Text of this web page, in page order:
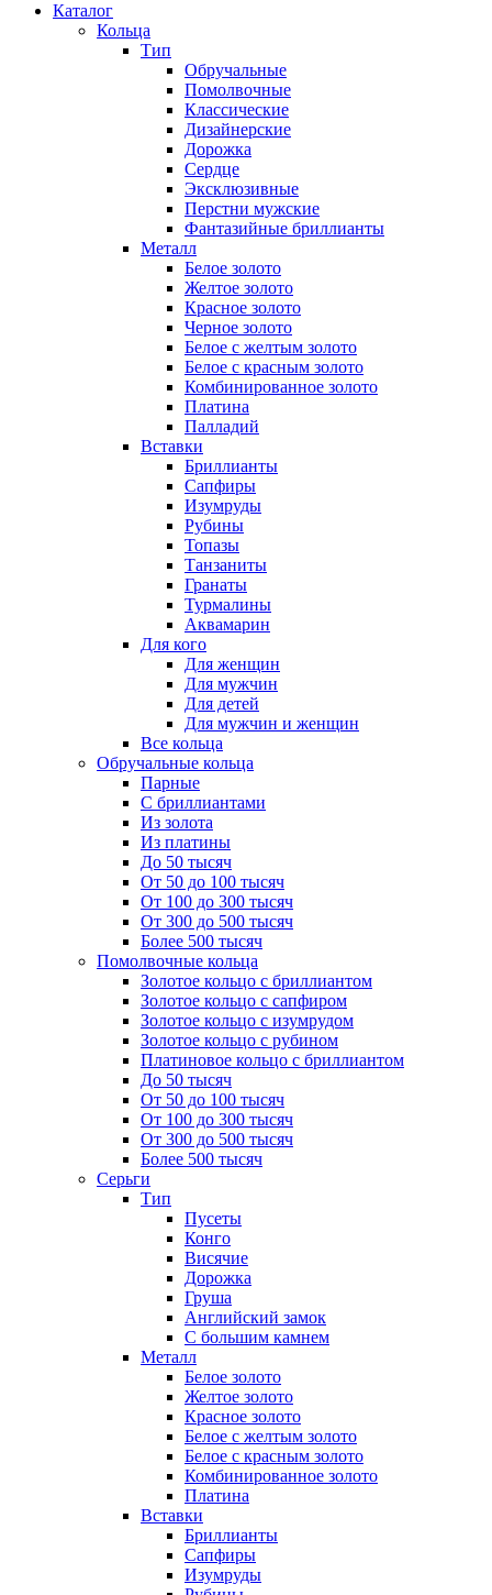
Каталог
Кольца
Тип
Обручальные
Помолвочные
Классические
Дизайнерские
Дорожка
Сердце
Эксклюзивные
Перстни мужские
Фантазийные бриллианты
Металл
Белое золото
Желтое золото
Красное золото
Черное золото
Белое с желтым золото
Белое с красным золото
Комбинированное золото
Платина
Палладий
Вставки
Бриллианты
Сапфиры
Изумруды
Рубины
Топазы
Танзаниты
Гранаты
Турмалины
Аквамарин
Для кого
Для женщин
Для мужчин
Для детей
Для мужчин и женщин
Все кольца
Обручальные кольца
Парные
С бриллиантами
Из золота
Из платины
До 50 тысяч
От 50 до 100 тысяч
От 100 до 300 тысяч
От 300 до 500 тысяч
Более 500 тысяч
Помолвочные кольца
Золотое кольцо с бриллиантом
Золотое кольцо с сапфиром
Золотое кольцо с изумрудом
Золотое кольцо с рубином
Платиновое кольцо с бриллиантом
До 50 тысяч
От 50 до 100 тысяч
От 100 до 300 тысяч
От 300 до 500 тысяч
Более 500 тысяч
Серьги
Тип
Пусеты
Конго
Висячие
Дорожка
Груша
Английский замок
С большим камнем
Металл
Белое золото
Желтое золото
Красное золото
Белое с желтым золото
Белое с красным золото
Комбинированное золото
Платина
Вставки
Бриллианты
Сапфиры
Изумруды